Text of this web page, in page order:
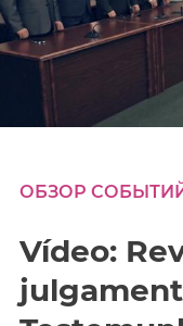
seconds
ОБЗОР
Vídeo: